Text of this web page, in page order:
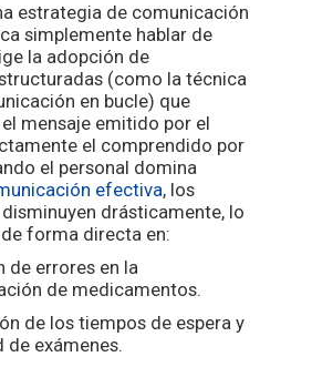
estrategia de comunicación
simplemente hablar de
la adopción de
(como la técnica
en bucle) que
mensaje emitido por el
el comprendido por
el personal domina
efectiva, los
drásticamente, lo
forma directa en:
de errores en la
de medicamentos.
de los tiempos de espera y
de exámenes.